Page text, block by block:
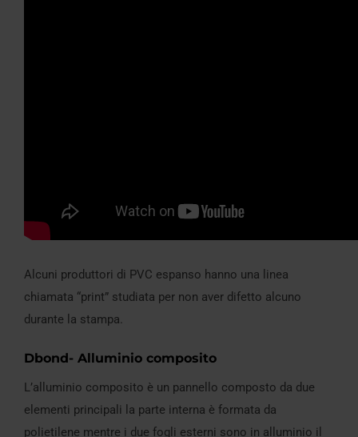
Alcuni produttori di PVC espanso hanno una linea
chiamata “print” studiata per non aver difetto alcuno
durante la stampa.
Dbond- Alluminio composito
L’alluminio composito è un pannello composto da due
elementi principali la parte interna è formata da
polietilene mentre i due fogli esterni sono in alluminio il